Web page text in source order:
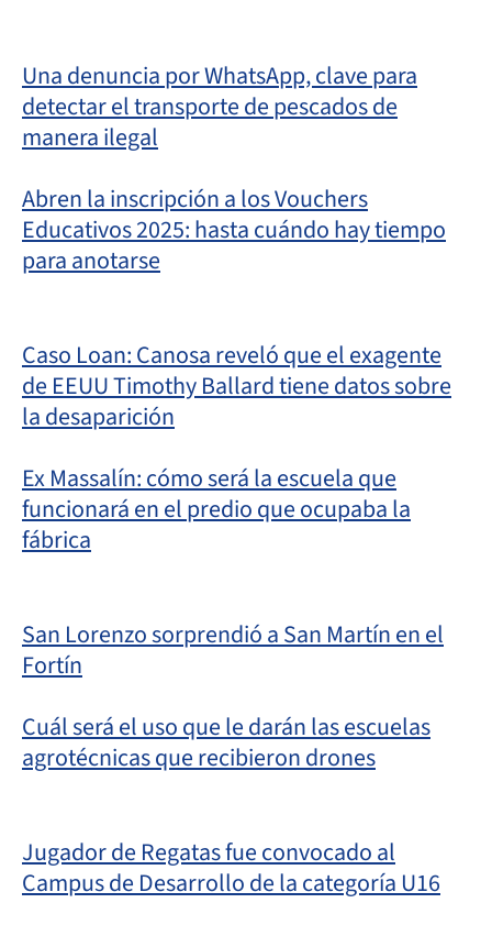
Una denuncia por WhatsApp, clave para
detectar el transporte de pescados de
manera ilegal
Abren la inscripción a los Vouchers
Educativos 2025: hasta cuándo hay tiempo
para anotarse
Caso Loan: Canosa reveló que el exagente
de EEUU Timothy Ballard tiene datos sobre
la desaparición
Ex Massalín: cómo será la escuela que
funcionará en el predio que ocupaba la
fábrica
San Lorenzo sorprendió a San Martín en el
Fortín
Cuál será el uso que le darán las escuelas
agrotécnicas que recibieron drones
Jugador de Regatas fue convocado al
Campus de Desarrollo de la categoría U16